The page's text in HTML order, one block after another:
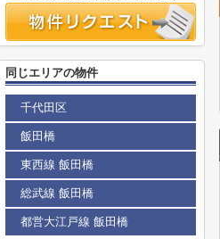
同じエリアの物件
千代田区
飯田橋
東西線 飯田橋
総武線 飯田橋
都営大江戸線 飯田橋